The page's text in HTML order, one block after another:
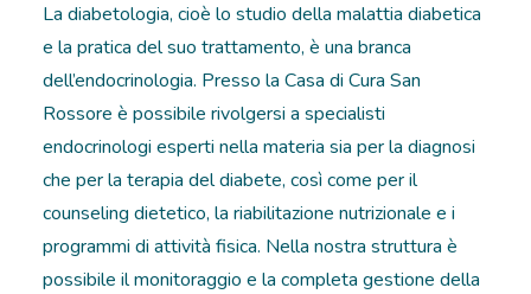
FORMAZIONE
La diabetologia, cioè lo studio della malattia diabetica
e la pratica del suo trattamento, è una branca
dell’endocrinologia. Presso la Casa di Cura San
Rossore è possibile rivolgersi a specialisti
endocrinologi esperti nella materia sia per la diagnosi
che per la terapia del diabete, così come per il
counseling dietetico, la riabilitazione nutrizionale e i
programmi di attività fisica. Nella nostra struttura è
possibile il monitoraggio e la completa gestione della